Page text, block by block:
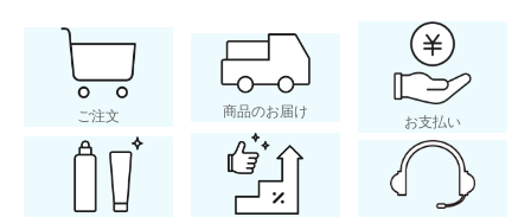
ご注文 商品のお届け
お支払い